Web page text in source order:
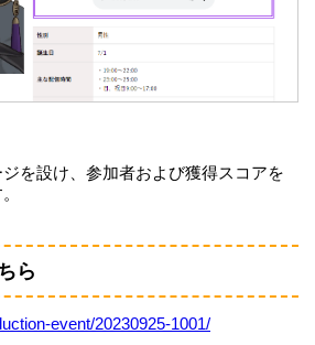
を設け、参加者および獲得スコアを
ら
event/20230925-1001/